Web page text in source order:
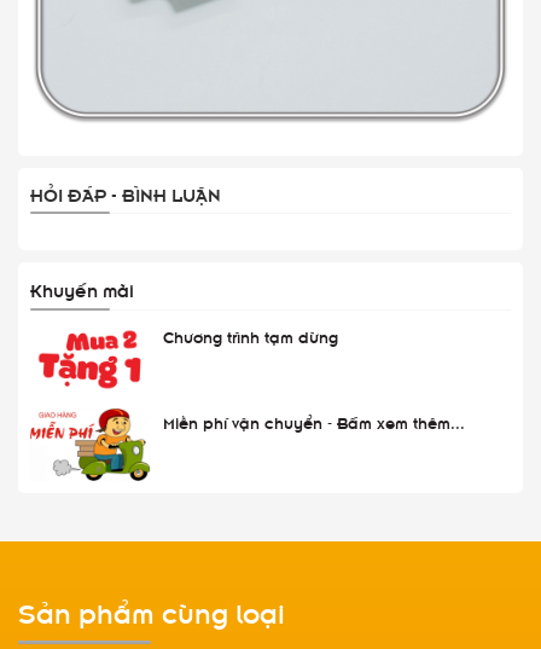
HỎI ĐÁP - BÌNH LUẬN
Khuyến mãi
Chương trình tạm dừng
Miễn phí vận chuyển - Bấm xem thêm...
Sản phẩm cùng loại